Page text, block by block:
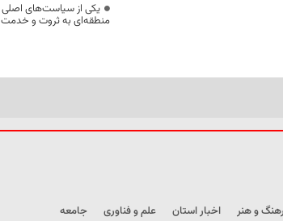
یکی از سیاست‌های
منطقه‌ای به ثروت و
و هنر اخبار استان علم و فناوری
جامعه